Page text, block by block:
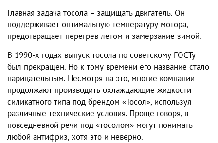
Главная задача тосола – защищать двигатель. Он
поддерживает оптимальную температуру мотора,
предотвращает перегрев летом и замерзание зимой.
В 1990-х годах выпуск тосола по советскому ГОСТу
был прекращен. Но к тому времени его название стало
нарицательным. Несмотря на это, многие компании
продолжают производить охлаждающие жидкости
силикатного типа под брендом «Тосол», используя
различные технические условия. Проще говоря, в
повседневной речи под «тосолом» могут понимать
любой антифриз, хотя это и неверно.